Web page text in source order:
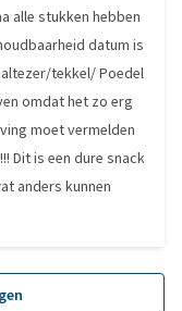
alle stukken hebben
datum is
tekkel/ Poedel
omdat het zo erg
moet vermelden
Dit is een dure snack
anders kunnen